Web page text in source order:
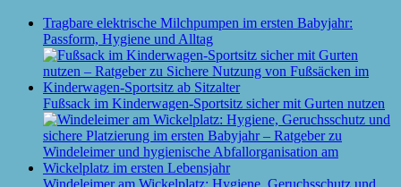
Tragbare elektrische Milchpumpen im ersten Babyjahr:
Passform, Hygiene und Alltag
Fußsack im Kinderwagen-Sportsitz sicher mit Gurten nutzen